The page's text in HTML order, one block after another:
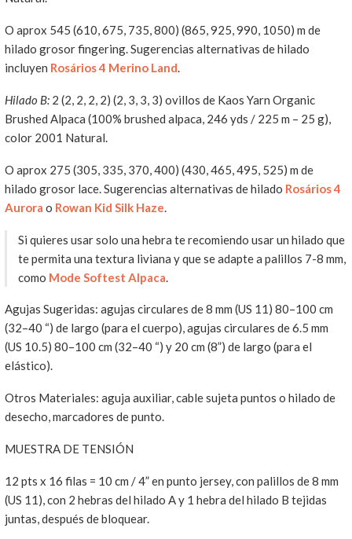
O aprox 545 (610, 675, 735, 800) (865, 925, 990, 1050) m de
hilado grosor fingering. Sugerencias alternativas de hilado
incluyen Rosários 4 Merino Land.
Hilado B:2 (2, 2, 2, 2) (2, 3, 3, 3) ovillos de Kaos Yarn Organic
Brushed Alpaca (100% brushed alpaca, 246 yds / 225 m – 25 g),
color 2001 Natural.
O aprox 275 (305, 335, 370, 400) (430, 465, 495, 525) m de
hilado grosor lace. Sugerencias alternativas de hilado Rosários 4
Aurora o Rowan Kid Silk Haze.
Si quieres usar solo una hebra te recomiendo usar un hilado que
te permita una textura liviana y que se adapte a palillos 7-8 mm,
como Mode Softest Alpaca
Agujas Sugeridas: agujas circulares de 8 mm (US 11) 80–100 cm
(32–40 “) de largo (para el cuerpo), agujas circulares de 6.5 mm
(US 10.5) 80–100 cm (32–40 “) y 20 cm (8”) de largo (para el
elástico).
Otros Materiales: aguja auxiliar, cable sujeta puntos o hilado de
desecho, marcadores de punto.
MUESTRA DE TENSIÓN
12 pts x 16 filas = 10 cm / 4” en punto jersey, con palillos de 8 mm
(US 11), con 2 hebras del hilado A y 1 hebra del hilado B tejidas
juntas, después de bloquear.